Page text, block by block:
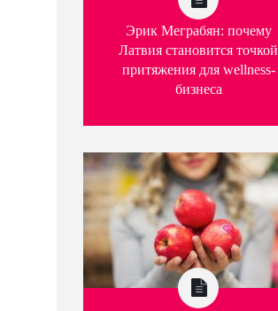
Эрик Меграбян: почему
Латвия становится точкой
притяжения для wellness-
бизнеса